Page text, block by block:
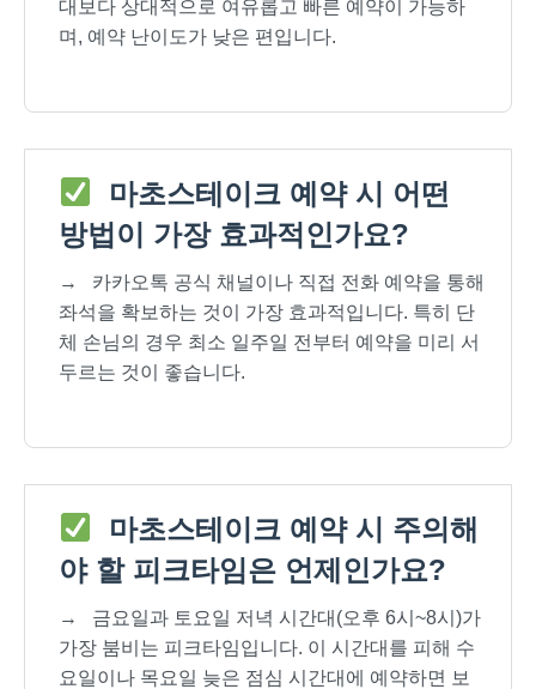
대보다 상대적으로 여유롭고 빠른 예약이 가능하
며, 예약 난이도가 낮은 편입니다.
마초스테이크 예약 시 어떤
방법이 가장 효과적인가요?
→
카카오톡 공식 채널이나 직접 전화 예약을 통해
좌석을 확보하는 것이 가장 효과적입니다. 특히 단
체 손님의 경우 최소 일주일 전부터 예약을 미리 서
두르는 것이 좋습니다.
마초스테이크 예약 시 주의해
야 할 피크타임은 언제인가요?
→
금요일과 토요일 저녁 시간대(오후 6시~8시)가
가장 붐비는 피크타임입니다. 이 시간대를 피해 수
요일이나 목요일 늦은 점심 시간대에 예약하면 보